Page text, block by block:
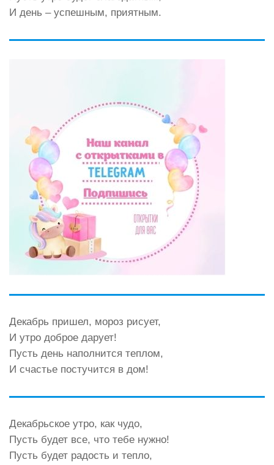
И день – успешным, приятным.
Декабрь пришел, мороз рисует,
И утро доброе дарует!
Пусть день наполнится теплом,
И счастье постучится в дом!
Декабрьское утро, как чудо,
Пусть будет все, что тебе нужно!
Пусть будет радость и тепло,